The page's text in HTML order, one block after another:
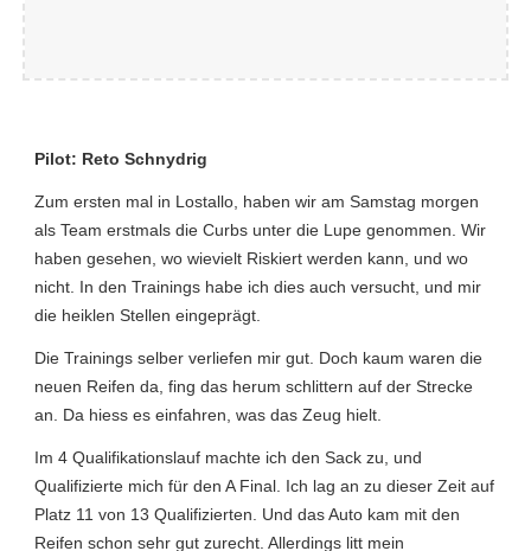
Pilot: Reto Schnydrig
Zum ersten mal in Lostallo, haben wir am Samstag morgen
als Team erstmals die Curbs unter die Lupe genommen. Wir
haben gesehen, wo wievielt Riskiert werden kann, und wo
nicht. In den Trainings habe ich dies auch versucht, und mir
die heiklen Stellen eingeprägt.
Die Trainings selber verliefen mir gut. Doch kaum waren die
neuen Reifen da, fing das herum schlittern auf der Strecke
an. Da hiess es einfahren, was das Zeug hielt.
Im 4 Qualifikationslauf machte ich den Sack zu, und
Qualifizierte mich für den A Final. Ich lag an zu dieser Zeit auf
Platz 11 von 13 Qualifizierten. Und das Auto kam mit den
Reifen schon sehr gut zurecht. Allerdings litt mein